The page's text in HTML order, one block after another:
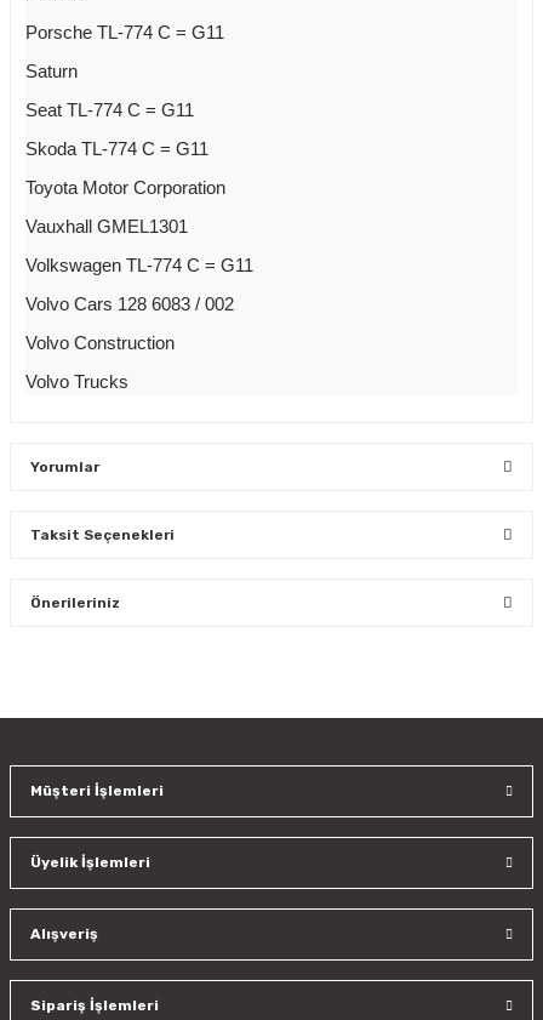
Porsche TL-774 C = G11
Saturn
Seat TL-774 C = G11
Skoda TL-774 C = G11
Toyota Motor Corporation
Vauxhall GMEL1301
Volkswagen TL-774 C = G11
Volvo Cars 128 6083 / 002
Volvo Construction
Volvo Trucks
Yorumlar
Taksit Seçenekleri
Önerileriniz
Ürün resmi kalitesiz, bozuk veya görüntülenemiyor.
Ürün bilgilerinde hatalar bulunuyor.
Bu ürüne benzer farklı alternatifler olmalı.
Müşteri İşlemleri
Üyelik İşlemleri
Alışveriş
Sipariş İşlemleri